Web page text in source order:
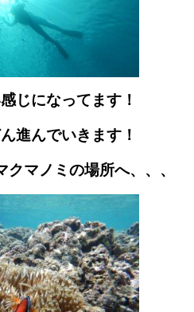
じになってます！
進んでいきます！
マノミの場所へ、、、